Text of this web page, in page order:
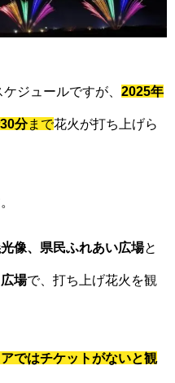
ジュールですが、 2025年
分まで花火が打ち上げら
像、県民ふれあい広場と
場で、打ち上げ花火を観
ではチケットがないと観